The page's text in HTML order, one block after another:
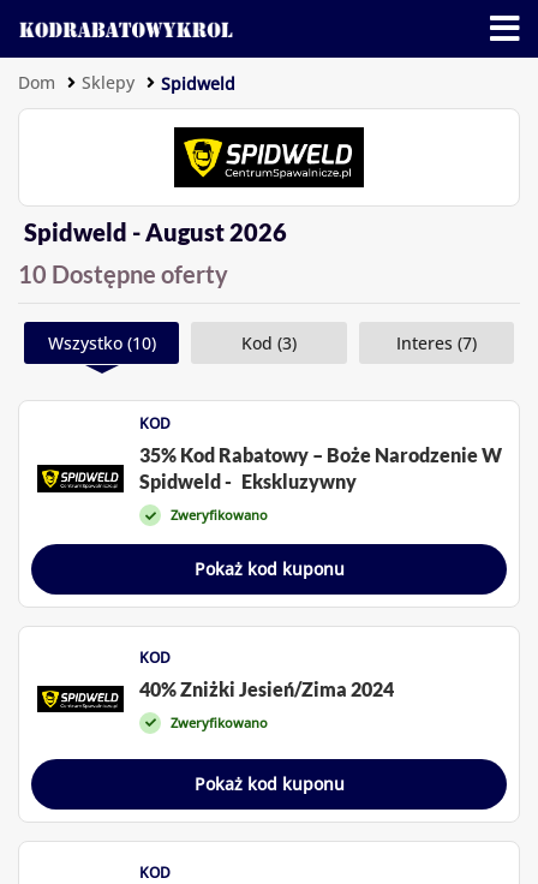
Dom Sklepy Spidweld
Spidweld - August 2026
10 Dostępne oferty
Wszystko (10) Kod (3) Interes (7)
KOD
35% Kod Rabatowy – Boże Narodzenie W
Spidweld - Ekskluzywny
Zweryfikowano
Pokaż kod kuponu
KOD
40% Zniżki Jesień/Zima 2024
Zweryfikowano
Pokaż kod kuponu
KOD